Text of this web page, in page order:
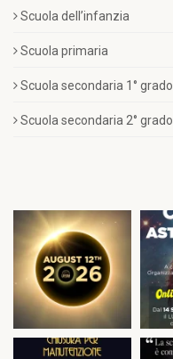
Scuola dell’infanzia
Scuola primaria
Scuola secondaria 1° grado
Scuola secondaria 2° grado